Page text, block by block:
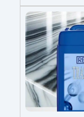
elegancją
kuchennego z
bronze,
połączyć
ekskluzywny
tych, którzy
w arcydzieło
wyjątkowo